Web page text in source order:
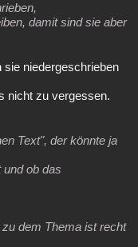
damit sind sie aber
niedergeschrieben
nicht zu vergessen.
Text", der könnte ja
ob das
dem Thema ist recht